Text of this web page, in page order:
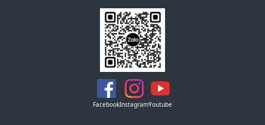
FacebookInstagramYoutube